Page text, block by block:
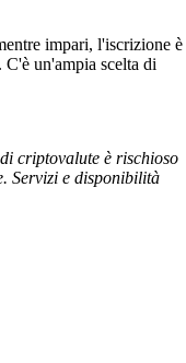
impari, l'iscrizione è
un'ampia scelta di
criptovalute è rischioso
Servizi e disponibilità